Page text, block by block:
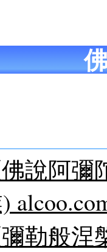
說阿彌
勒般涅